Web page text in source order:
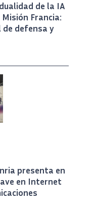
de la IA
Misión Francia:
de defensa y
presenta en
en Internet